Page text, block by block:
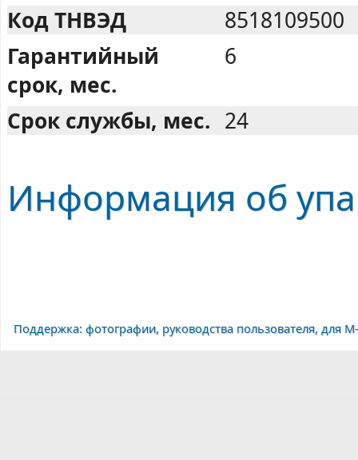
Код ТНВЭД
8518109500
Гарантийный
срок, мес.
6
Срок службы, мес. 24
Информация об
Поддержка: фотографии, руководства пользователя, для